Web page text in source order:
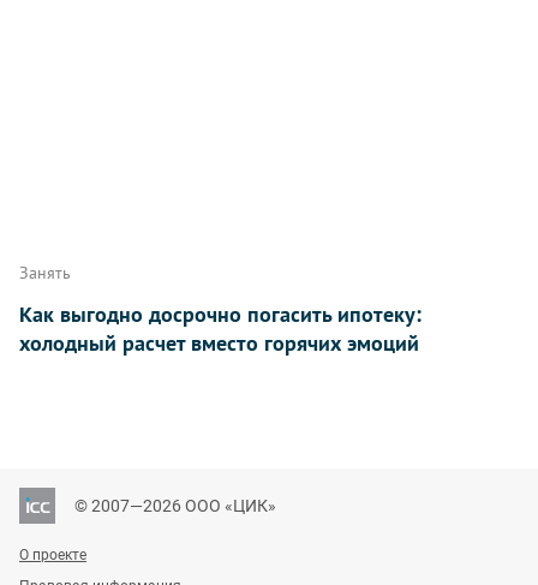
Занять
Как выгодно досрочно погасить ипотеку:
холодный расчет вместо горячих эмоций
© 2007—2026 ООО «ЦИК»
О проекте